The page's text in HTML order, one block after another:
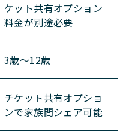
ケット共有オプション
料金が別途必要
3歳～12歳
チケット共有オプショ
ンで家族間シェア可能